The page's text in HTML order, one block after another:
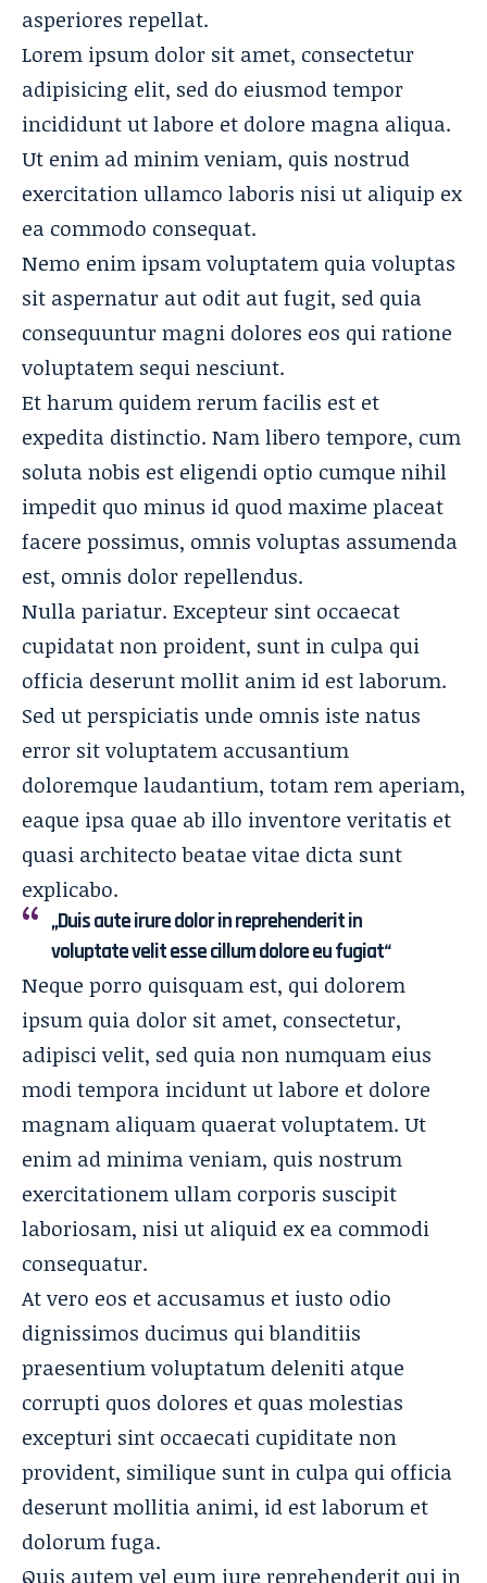
asperiores repellat.
Lorem ipsum dolor sit amet, consectetur
adipisicing elit, sed do eiusmod tempor
incididunt ut labore et dolore magna aliqua.
Ut enim ad minim veniam, quis nostrud
exercitation ullamco laboris nisi ut aliquip ex
ea commodo consequat.
Nemo enim ipsam voluptatem quia voluptas
sit aspernatur aut odit aut fugit, sed quia
consequuntur magni dolores eos qui ratione
voluptatem sequi nesciunt.
Et harum quidem rerum facilis est et
expedita distinctio. Nam libero tempore, cum
soluta nobis est eligendi optio cumque nihil
impedit quo minus id quod maxime placeat
facere possimus, omnis voluptas assumenda
est, omnis dolor repellendus.
Nulla pariatur. Excepteur sint occaecat
cupidatat non proident, sunt in culpa qui
officia deserunt mollit anim id est laborum.
Sed ut perspiciatis unde omnis iste natus
error sit voluptatem accusantium
doloremque laudantium, totam rem aperiam,
eaque ipsa quae ab illo inventore veritatis et
quasi architecto beatae vitae dicta sunt
explicabo.
„Duis aute irure dolor in reprehenderit in
voluptate velit esse cillum dolore eu fugiat“
Neque porro quisquam est, qui dolorem
ipsum quia dolor sit amet, consectetur,
adipisci velit, sed quia non numquam eius
modi tempora incidunt ut labore et dolore
magnam aliquam quaerat voluptatem. Ut
enim ad minima veniam, quis nostrum
exercitationem ullam corporis suscipit
laboriosam, nisi ut aliquid ex ea commodi
consequatur.
At vero eos et accusamus et iusto odio
dignissimos ducimus qui blanditiis
praesentium voluptatum deleniti atque
corrupti quos dolores et quas molestias
excepturi sint occaecati cupiditate non
provident, similique sunt in culpa qui officia
deserunt mollitia animi, id est laborum et
dolorum fuga.
Quis autem vel eum iure reprehenderit qui in